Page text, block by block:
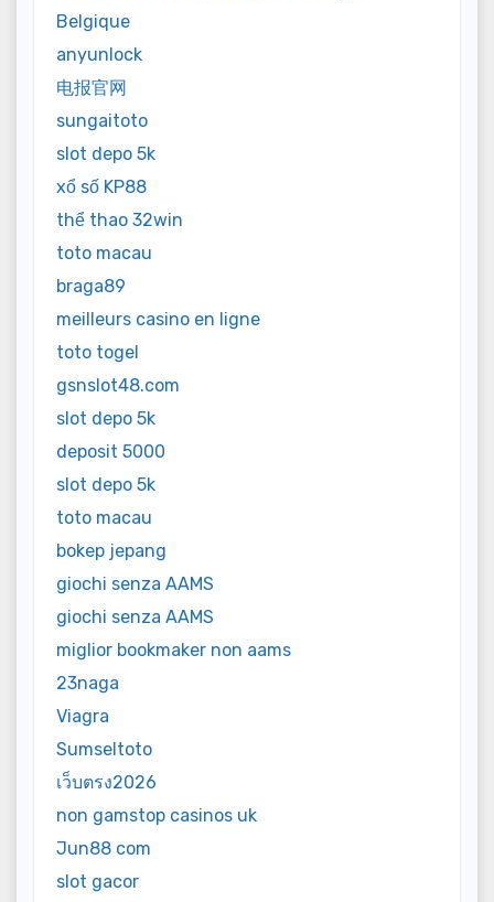
Belgique
anyunlock
电报官网
sungaitoto
slot depo 5k
xổ số KP88
thể thao 32win
toto macau
braga89
meilleurs casino en ligne
toto togel
gsnslot48.com
slot depo 5k
deposit 5000
slot depo 5k
toto macau
bokep jepang
giochi senza AAMS
giochi senza AAMS
miglior bookmaker non aams
23naga
Viagra
Sumseltoto
เว็บตรง2026
non gamstop casinos uk
Jun88 com
slot gacor